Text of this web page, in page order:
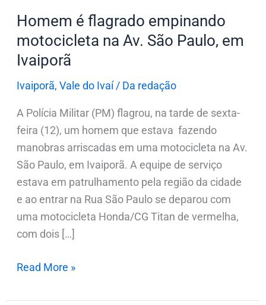
Homem é flagrado empinando
motocicleta na Av. São Paulo, em
Ivaiporã
Ivaiporã, Vale do Ivaí/ Da redação
A Polícia Militar (PM) flagrou, na tarde de sexta-
feira (12), um homem que estava fazendo
manobras arriscadas em uma motocicleta na Av.
São Paulo, em Ivaiporã. A equipe de serviço
estava em patrulhamento pela região da cidade
e ao entrar na Rua São Paulo se deparou com
uma motocicleta Honda/CG Titan de vermelha,
com dois […]
Ivaiporã
Read More »